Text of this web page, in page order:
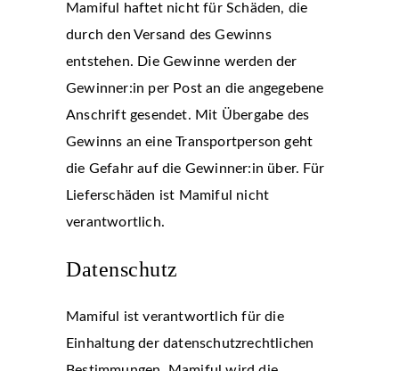
Mamiful haftet nicht für Schäden, die
durch den Versand des Gewinns
entstehen. Die Gewinne werden der
Gewinner:in per Post an die angegebene
Anschrift gesendet. Mit Übergabe des
Gewinns an eine Transportperson geht
die Gefahr auf die Gewinner:in über. Für
Lieferschäden ist Mamiful nicht
verantwortlich.
Datenschutz
Mamiful ist verantwortlich für die
Einhaltung der datenschutzrechtlichen